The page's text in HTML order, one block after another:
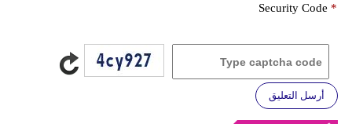
Security Code *
أرسل التعليق